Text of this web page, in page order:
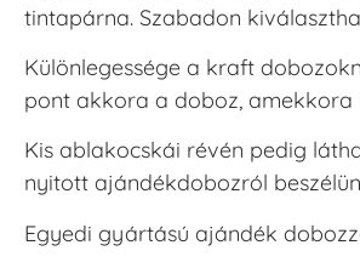
tintapárna. Szabadon
Különlegessége a kraft
pont akkora a doboz, amekkora
Kis ablakocskái révén pedig
nyitott ajándékdobozról
Egyedi gyártású ajándék